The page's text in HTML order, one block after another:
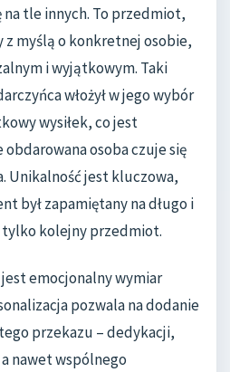
tle innych. To przedmiot,
z myślą o konkretnej osobie,
i wyjątkowym. Taki
włożył w jego wybór
wysiłek, co jest
obdarowana osoba czuje się
Unikalność jest kluczowa,
był zapamiętany na długo i
tylko kolejny przedmiot.
emocjonalny wymiar
pozwala na dodanie
przekazu – dedykacji,
nawet wspólnego